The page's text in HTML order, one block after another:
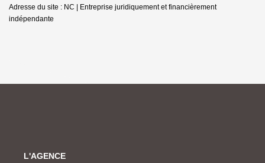
Adresse du site : NC | Entreprise juridiquement et financièrement
indépendante
L'AGENCE